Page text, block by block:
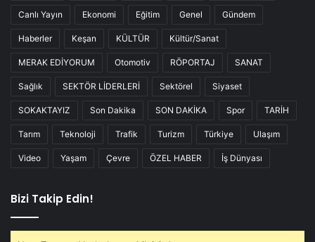
Canlı Yayın Ekonomi Eğitim Genel Gündem
Haberler Keşan KÜLTÜR Kültür/Sanat
MERAK EDİYORUM Otomotiv RÖPORTAJ SANAT
Sağlık SEKTÖR LİDERLERİ Sektörel Siyaset
SOKAKTAYIZ Son Dakika SON DAKİKA Spor TARİH
Tarım Teknoloji Trafik Turizm Türkiye Ulaşım
Video Yaşam Çevre ÖZEL HABER İş Dünyası
Bizi Takip Edin!